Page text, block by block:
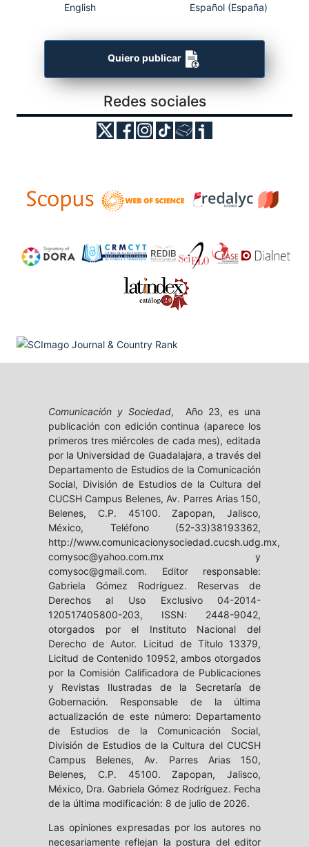
English Español (España)
Quiero publicar
Redes sociales
Comunicación y Sociedad, Año 23, es una
publicación con edición continua (aparece los
primeros tres miércoles de cada mes), editada
por la Universidad de Guadalajara, a través del
Departamento de Estudios de la Comunicación
Social, División de Estudios de la Cultura del
CUCSH Campus Belenes, Av. Parres Arias 150,
Belenes, C.P. 45100. Zapopan, Jalisco,
México, Teléfono (52-33)38193362,
http://www.comunicacionysociedad.cucsh.udg.mx,
comysoc@yahoo.com.mx y
comysoc@gmail.com. Editor responsable:
Gabriela Gómez Rodríguez. Reservas de
Derechos al Uso Exclusivo 04-2014-
120517405800-203, ISSN: 2448-9042,
otorgados por el Instituto Nacional del
Derecho de Autor. Licitud de Título 13379,
Licitud de Contenido 10952, ambos otorgados
por la Comisión Calificadora de Publicaciones
y Revistas Ilustradas de la Secretaría de
Gobernación. Responsable de la última
actualización de este número: Departamento
de Estudios de la Comunicación Social,
División de Estudios de la Cultura del CUCSH
Campus Belenes, Av. Parres Arias 150,
Belenes, C.P. 45100. Zapopan, Jalisco,
México, Dra. Gabriela Gómez Rodríguez. Fecha
de la última modificación: 8 de julio de 2026.
Las opiniones expresadas por los autores no
necesariamente reflejan la postura del editor